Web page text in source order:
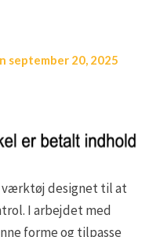
september 20, 2025
værktøj designet til at
I arbejdet med
forme og tilpasse